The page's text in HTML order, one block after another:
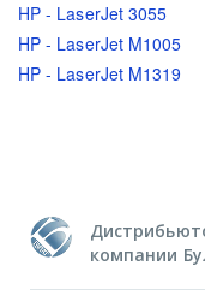
HP - LaserJet 3055
HP - LaserJet M1005
HP - LaserJet M1319
компании